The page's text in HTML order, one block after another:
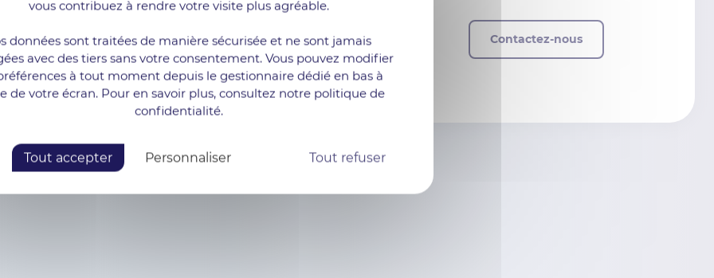
Contactez-nous Contactez-nous
vous contribuez à rendre votre visite plus agréable.
données sont traitées de manière sécurisée et ne sont jamais
avec des tiers sans votre consentement. Vous pouvez modifier
à tout moment depuis le gestionnaire dédié en bas à
de votre écran. Pour en savoir plus, consultez notre politique de
confidentialité.
Tout accepter Tout refuser
Personnaliser